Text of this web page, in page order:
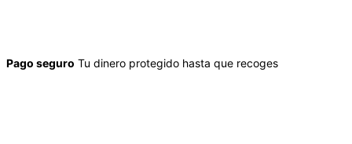
Pago seguro Tu dinero protegido hasta que recoges